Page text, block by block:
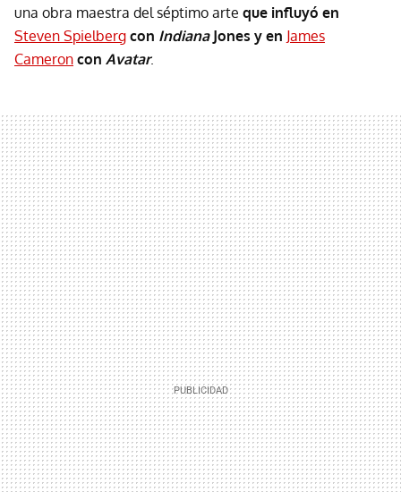
una obra maestra del séptimo arte que influyó en
Steven Spielberg con Indiana Jones y en James
Cameron con Avatar.